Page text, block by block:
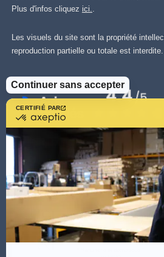
CERTIFIÉ PAR
savoir
plus
sur
Axeptio
Continuer sans accepter
Plus d'infos cliquez ici.
Les visuels du site sont la propriété
reproduction partielle ou totale est interdite.